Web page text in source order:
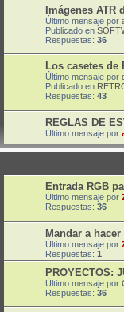
Imágenes ATR
Último mensaje por
Publicado en
Respuestas: 36
Los casetes de
Último mensaje por
Publicado en
Respuestas: 43
REGLAS DE
Último mensaje por
Entrada RGB
Último mensaje por
Respuestas: 36
Mandar a
Último mensaje por
Respuestas: 1
PROYECTOS:
Último mensaje por
Respuestas: 36